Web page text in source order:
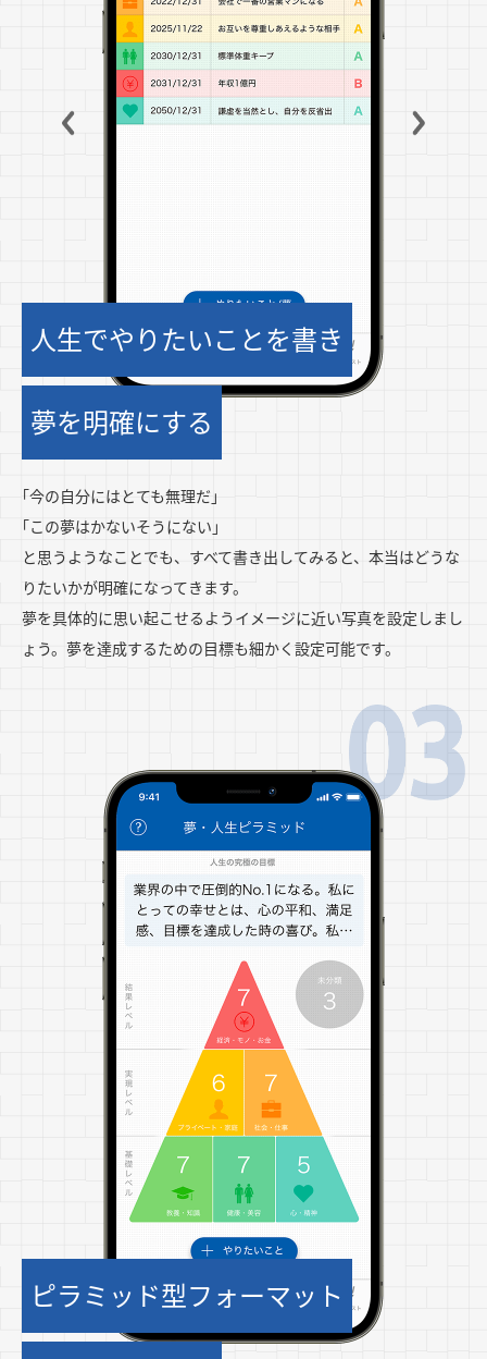
人生でやりたいことを書き
夢を明確にする
｢今の自分にはとても無理だ｣
｢この夢はかないそうにない｣
と思うようなことでも、すべて書き出してみると、本当はどうな
りたいかが明確になってきます。
夢を具体的に思い起こせるようイメージに近い写真を設定しまし
ょう。夢を達成するための目標も細かく設定可能です。
ピラミッド型フォーマット